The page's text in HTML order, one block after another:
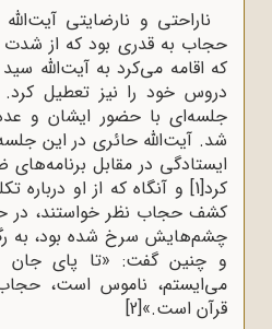
ناراحتی و نارضایتی
حجاب به قدری بود که از شدت
که اقامه می‌کرد به آیت‌ا‌‌لله
دروس خود را نیز تعطیل
جلسه‌ای با حضور ایشان و
شد. آیت‌الله حائری در این
ایستادگی در مقابل
کرد[1]
و آنگاه که از او
کشف حجاب نظر خواستند، در
چشم‌هایش سرخ شده بود، به
و چنین گفت: «تا پای جان
می‌ایستم، ناموس است،
قرآن است.»[2]